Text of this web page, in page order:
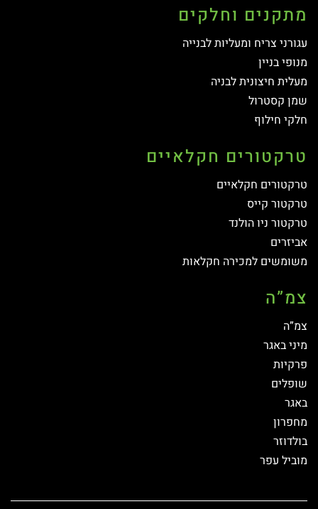
מתקנים וחלקים
עגורני צריח ומעליות לבנייה
מנופי בניין
מעלית חיצונית לבניה
שמן קסטרול
חלקי חילוף
טרקטורים חקלאיים
טרקטורים חקלאיים
טרקטור קייס
טרקטור ניו הולנד
אביזרים
משומשים למכירה חקלאות
צמ”ה
צמ”ה
מיני באגר
פרקיות
שופלים
באגר
מחפרון
בולדוזר
מוביל עפר